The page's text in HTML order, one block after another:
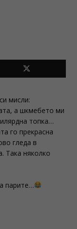
мисли:
а шкмебето ми
топка…
го прекрасна
гледа в
Така няколко
парите…